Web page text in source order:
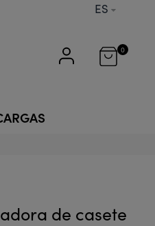
ES
0
de casete